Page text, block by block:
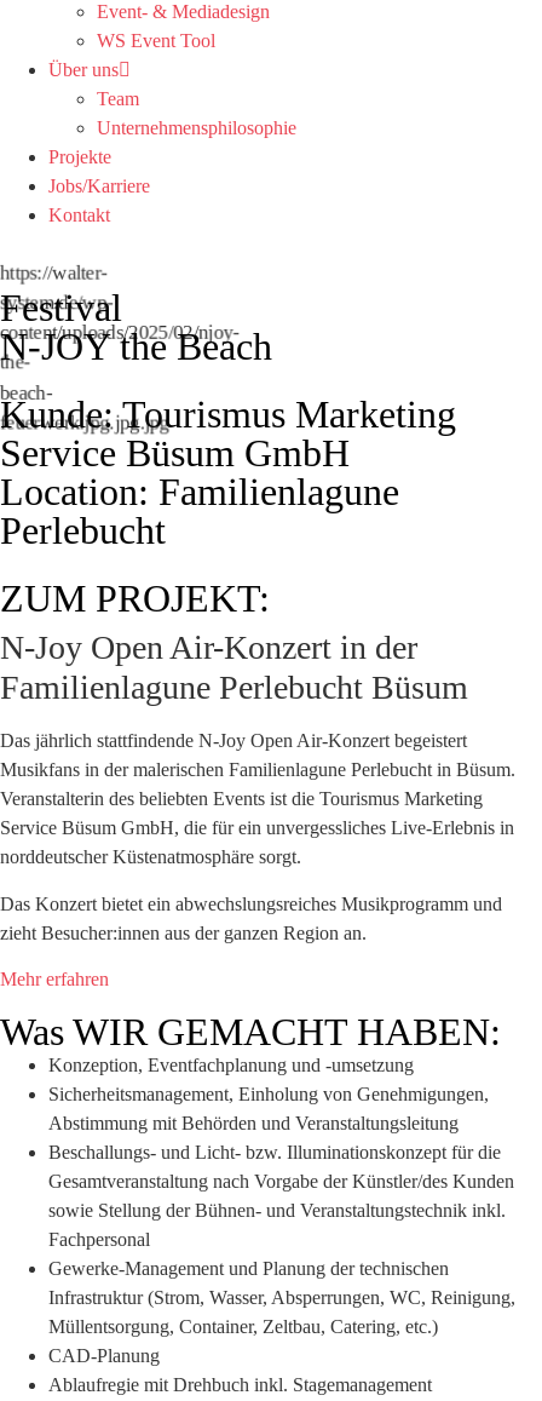
Event- & Mediadesign
WS Event Tool
Über uns
Team
Unternehmensphilosophie
Projekte
Jobs/Karriere
Kontakt
https://walter-
system.de/wp-
content/uploads/2025/02/njoy-
the-
beach-
feuerwerk.jpg.jpg.jpg
Festival
N-JOY the Beach
Kunde: Tourismus Marketing
Service Büsum GmbH
Location: Familienlagune
Perlebucht
ZUM PROJEKT:
N-Joy Open Air-Konzert in der
Familienlagune Perlebucht Büsum
Das jährlich stattfindende N-Joy Open Air-Konzert begeistert
Musikfans in der malerischen Familienlagune Perlebucht in Büsum.
Veranstalterin des beliebten Events ist die Tourismus Marketing
Service Büsum GmbH, die für ein unvergessliches Live-Erlebnis in
norddeutscher Küstenatmosphäre sorgt.
Das Konzert bietet ein abwechslungsreiches Musikprogramm und
zieht Besucher:innen aus der ganzen Region an.
Mehr erfahren
Was WIR GEMACHT HABEN:
Konzeption, Eventfachplanung und -umsetzung
Sicherheitsmanagement, Einholung von Genehmigungen,
Abstimmung mit Behörden und Veranstaltungsleitung
Beschallungs- und Licht- bzw. Illuminationskonzept für die
Gesamtveranstaltung nach Vorgabe der Künstler/des Kunden
sowie Stellung der Bühnen- und Veranstaltungstechnik inkl.
Fachpersonal
Gewerke-Management und Planung der technischen
Infrastruktur (Strom, Wasser, Absperrungen, WC, Reinigung,
Müllentsorgung, Container, Zeltbau, Catering, etc.)
CAD-Planung
Ablaufregie mit Drehbuch inkl. Stagemanagement